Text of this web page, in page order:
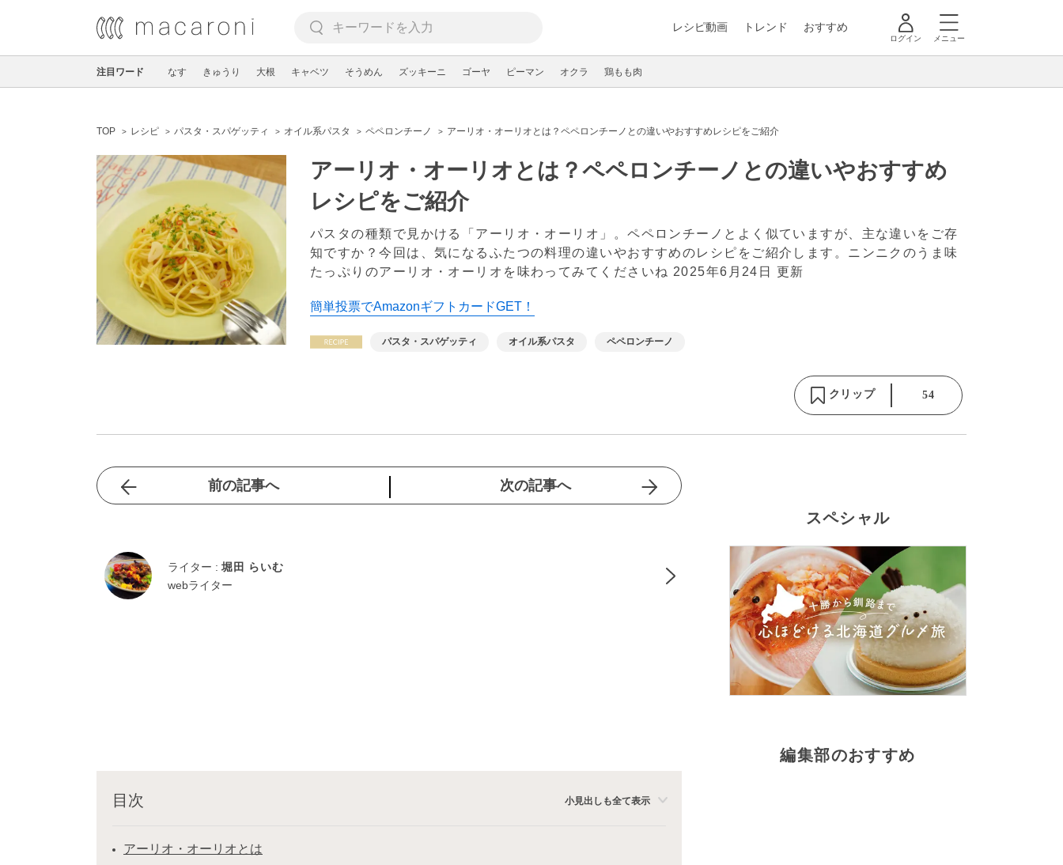
レシピ動画 トレンド おすすめ
ログイン メニュー
注目ワード なす きゅうり 大根 キャベツ そうめん ズッキーニ ゴーヤ ピーマン オクラ 鶏もも肉
TOP レシピ パスタ・スパゲッティ オイル系パスタ ペペロンチーノ アーリオ・オーリオとは？ペペロンチーノとの違いやおすすめレシピをご紹介
アーリオ・オーリオとは？ペペロンチーノとの違いやおすすめ
レシピをご紹介
パスタの種類で見かける「アーリオ・オーリオ」。ペペロンチーノとよく似ていますが、主な違いをご存
知ですか？今回は、気になるふたつの料理の違いやおすすめのレシピをご紹介します。ニンニクのうま味
たっぷりのアーリオ・オーリオを味わってみてくださいね 2025年6月24日 更新
簡単投票でAmazonギフトカードGET！
パスタ・スパゲッティ オイル系パスタ ペペロンチーノ
クリップ 54
前の記事へ 次の記事へ
ライター : 堀田 らいむ
webライター
目次 小見出しも全て表示
アーリオ・オーリオとは
スペシャル
編集部のおすすめ